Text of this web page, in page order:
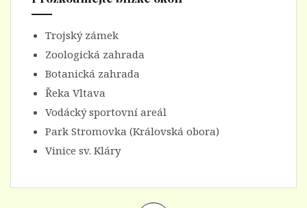
Trojský zámek
Zoologická zahrada
Botanická zahrada
Řeka Vltava
Vodácký sportovní areál
Park Stromovka (Královská obora)
Vinice sv. Kláry